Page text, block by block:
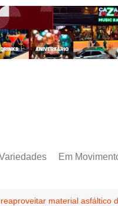
Em
material asfáltico